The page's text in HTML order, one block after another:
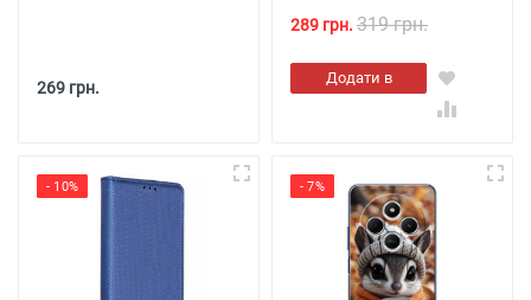
269 грн.
289 грн. 319 грн.
Додати в
кошик
- 10% - 7%